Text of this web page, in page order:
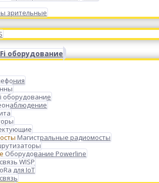
зрительные
оборудование
оборудование
Магистральные радиомосты
Оборудование Powerline
WISP
для IoT